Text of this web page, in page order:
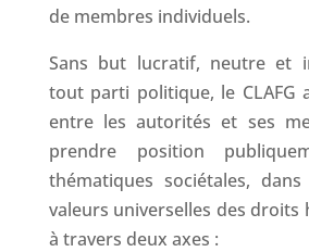
de membres individuels.
Sans but lucratif, neutre et
tout parti politique, le CLAFG
entre les autorités et ses
prendre position
thématiques sociétales,
valeurs universelles des droits
à travers deux axes :